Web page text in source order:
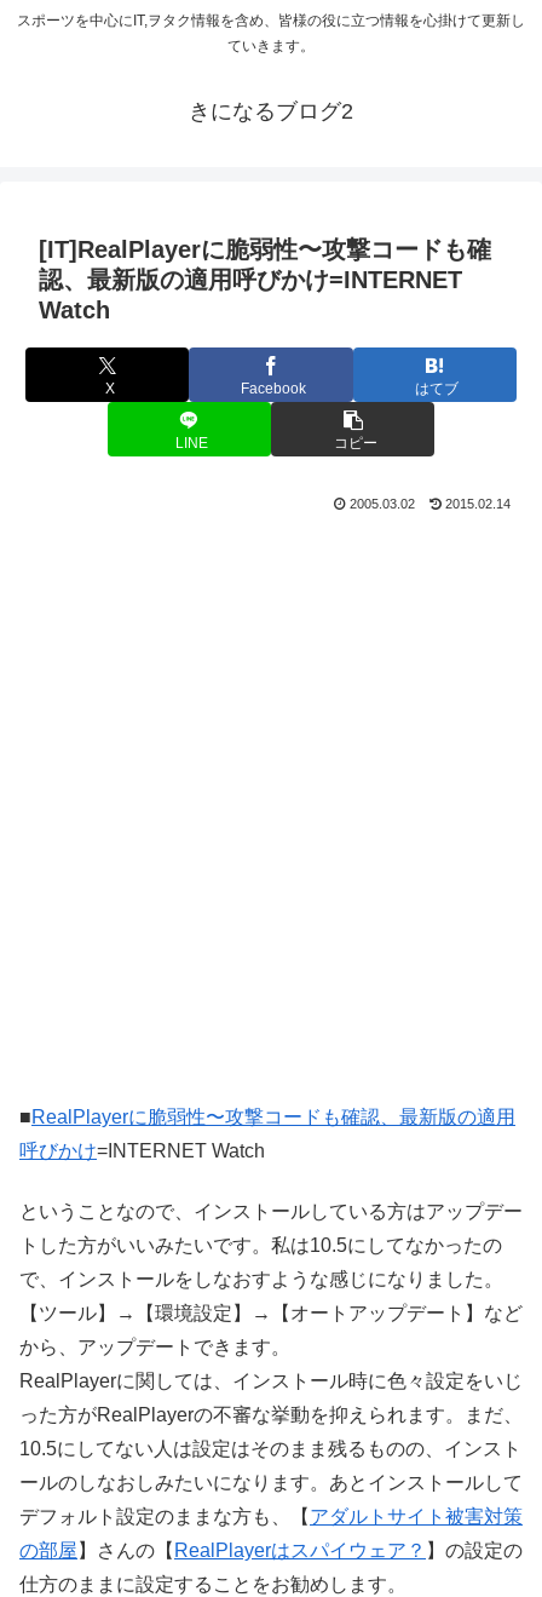
スポーツを中心にIT,ヲタク情報を含め、皆様の役に立つ情報を心掛けて更新し
ていきます。
きになるブログ2
[IT]RealPlayerに脆弱性〜攻撃コードも確
認、最新版の適用呼びかけ=INTERNET
Watch
X Facebook はてブ
LINE コピー
2005.03.02 2015.02.14
■RealPlayerに脆弱性〜攻撃コードも確認、最新版の適用
呼びかけ=INTERNET Watch
ということなので、インストールしている方はアップデー
トした方がいいみたいです。私は10.5にしてなかったの
で、インストールをしなおすような感じになりました。
【ツール】→【環境設定】→【オートアップデート】など
から、アップデートできます。
RealPlayerに関しては、インストール時に色々設定をいじ
った方がRealPlayerの不審な挙動を抑えられます。まだ、
10.5にしてない人は設定はそのまま残るものの、インスト
ールのしなおしみたいになります。あとインストールして
デフォルト設定のままな方も、【 アダルトサイト被害対策
の部屋 】さんの【 RealPlayerはスパイウェア？ 】の設定の
仕方のままに設定することをお勧めします。